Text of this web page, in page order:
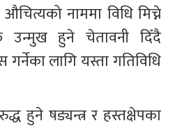
नाममा विधि मिच्ने
उन्मुख हुने चेतावनी दिँदै
गर्नेका लागि यस्ता गतिविधि
हुने षड्यन्त्र र हस्तक्षेपका